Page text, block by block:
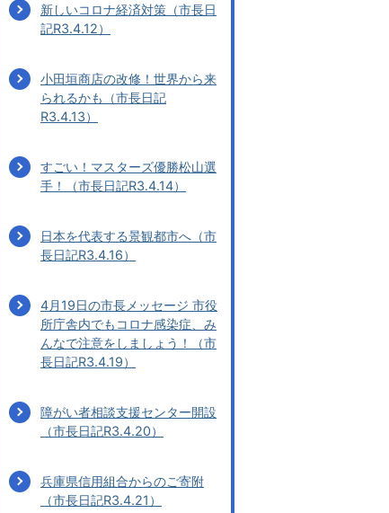
新しいコロナ経済対策（市長日
記R3.4.12）
小田垣商店の改修！世界から来
られるかも（市長日記
R3.4.13）
すごい！マスターズ優勝松山選
手！（市長日記R3.4.14）
日本を代表する景観都市へ（市
長日記R3.4.16）
4月19日の市長メッセージ 市役
所庁舎内でもコロナ感染症、み
んなで注意をしましょう！（市
長日記R3.4.19）
障がい者相談支援センター開設
（市長日記R3.4.20）
兵庫県信用組合からのご寄附
（市長日記R3.4.21）